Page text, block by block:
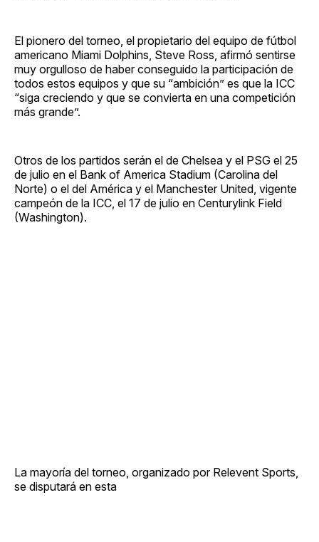
El pionero del torneo, el propietario del equipo de fútbol
americano Miami Dolphins, Steve Ross, afirmó sentirse
muy orgulloso de haber conseguido la participación de
todos estos equipos y que su “ambición” es que la ICC
“siga creciendo y que se convierta en una competición
más grande”.
Otros de los partidos serán el de Chelsea y el PSG el 25
de julio en el Bank of America Stadium (Carolina del
Norte) o el del América y el Manchester United, vigente
campeón de la ICC, el 17 de julio en Centurylink Field
(Washington).
La mayoría del torneo, organizado por Relevent Sports,
se disputará en esta